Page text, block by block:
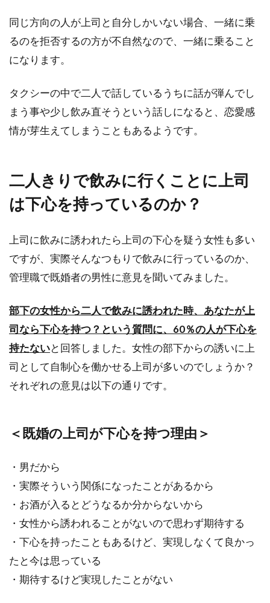
同じ方向の人が上司と自分しかいない場合、一緒に乗
るのを拒否するの方が不自然なので、一緒に乗ること
になります。
タクシーの中で二人で話しているうちに話が弾んでし
まう事や少し飲み直そうという話しになると、恋愛感
情が芽生えてしまうこともあるようです。
二人きりで飲みに行くことに上司
は下心を持っているのか？
上司に飲みに誘われたら上司の下心を疑う女性も多い
ですが、実際そんなつもりで飲みに行っているのか、
管理職で既婚者の男性に意見を聞いてみました。
部下の女性から二人で飲みに誘われた時、あなたが上
司なら下心を持つ？という質問に、60％の人が下心を
持たないと回答しました。女性の部下からの誘いに上
司として自制心を働かせる上司が多いのでしょうか？
それぞれの意見は以下の通りです。
＜既婚の上司が下心を持つ理由＞
・男だから
・実際そういう関係になったことがあるから
・お酒が入るとどうなるか分からないから
・女性から誘われることがないので思わず期待する
・下心を持ったこともあるけど、実現しなくて良かっ
たと今は思っている
・期待するけど実現したことがない